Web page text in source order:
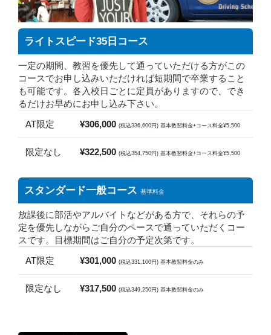
ライトスピード35日コース
一定の期間、教習を優先して通っていただける方がこの
コースでお申し込みいただければ短期間で卒業すること
も可能です。各入校日ごとに定員がありますので、でき
るだけお早めにお申し込み下さい。
AT限定
¥306,000 (税込336,600円) 基本教習料金+コース料金¥5,500
限定なし ¥322,500 (税込354,750円) 基本教習料金+コース料金¥5,500
スタンダード一般コース 基準料金
放課後に部活やアルバイトなどがある方で、それらの予
定を優先しながらご自分のペースで通っていただくコー
スです。目標期間はご自分の予定次第です。
AT限定
¥301,000 (税込331,100円) 基本教習料金のみ
限定なし ¥317,500 (税込349,250円) 基本教習料金のみ